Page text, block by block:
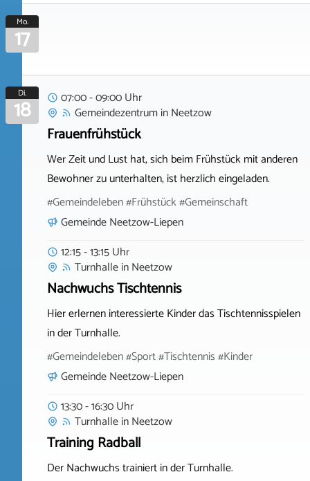
Mo.
17
Di.
18
07:00 - 09:00 Uhr
GemeindezentruminNeetzow
Frauenfrühstück
Wer Zeit und Lust hat, sich beim Frühstück mit anderen
Bewohner zu unterhalten, ist herzlich eingeladen.
#Gemeindeleben #Frühstück #Gemeinschaft
Gemeinde Neetzow-Liepen
12:15 - 13:15 Uhr
TurnhalleinNeetzow
Nachwuchs Tischtennis
Hier erlernen interessierte Kinder das Tischtennisspielen
in der Turnhalle.
#Gemeindeleben #Sport #Tischtennis #Kinder
Gemeinde Neetzow-Liepen
13:30 - 16:30 Uhr
TurnhalleinNeetzow
Training Radball
Der Nachwuchs trainiert in der Turnhalle.